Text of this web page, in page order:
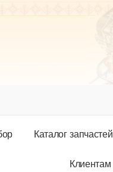
ор Каталогзапчастей
Клиентам